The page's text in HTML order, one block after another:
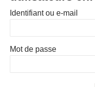
Identifiant ou e-mail
Mot de passe